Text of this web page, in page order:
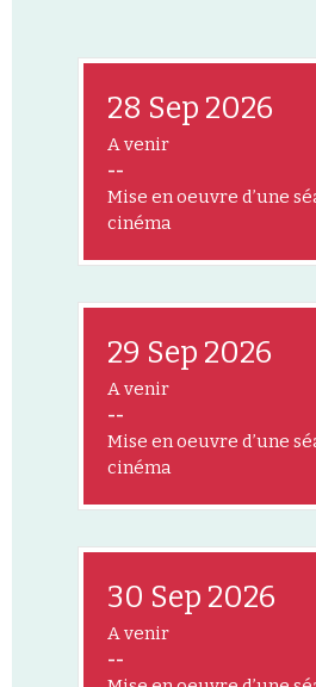
28 Sep 2026
A venir
--
Mise en oeuvre d’une
cinéma
29 Sep 2026
A venir
--
Mise en oeuvre d’une
cinéma
30 Sep 2026
A venir
--